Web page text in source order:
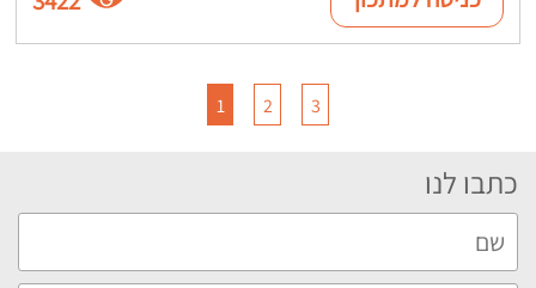
1 2 3
כתבו לנו